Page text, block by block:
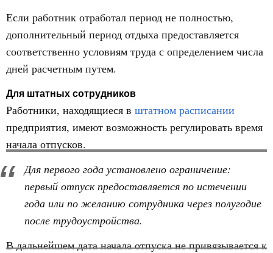
Если работник отработал период не полностью,
дополнительный период отдыха предоставляется
соответственно условиям труда с определением числа
дней расчетным путем.
Для штатных сотрудников
Работники, находящиеся в штатном расписании
предприятия, имеют возможность регулировать время
начала отпусков.
Для первого года установлено ограничение:
первый отпуск предоставляется по истечении
года или по желанию сотрудника через полугодие
после трудоустройства.
В дальнейшем дата начала отпуска не привязывается к